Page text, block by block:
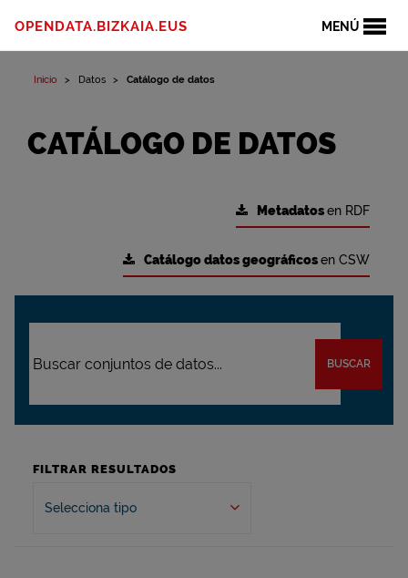
MENÚ
OPENDATA.BIZKAIA.EUS
Inicio Datos Catálogo de datos
CATÁLOGO DE DATOS
Metadatosen RDF
Catálogo datos geográficosen CSW
BUSCAR
FILTRAR RESULTADOS
Selecciona tipo